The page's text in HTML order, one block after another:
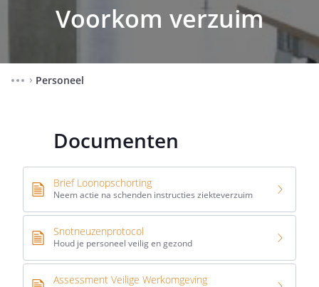
Voorkom verzuim
⌃ Personeel
Documenten
Brief Loonopschorting
Neem actie na schenden instructies ziekteverzuim
Snotneuzenprotocol
Houd je personeel veilig en gezond
Assessment Veilige Werkomgeving